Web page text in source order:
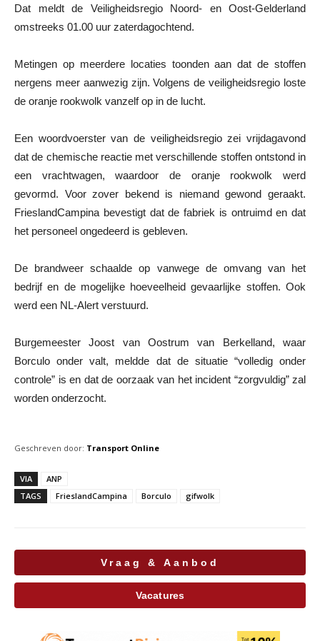
Dat meldt de Veiligheidsregio Noord- en Oost-Gelderland
omstreeks 01.00 uur zaterdagochtend.
Metingen op meerdere locaties toonden aan dat de stoffen
nergens meer aanwezig zijn. Volgens de veiligheidsregio loste
de oranje rookwolk vanzelf op in de lucht.
Een woordvoerster van de veiligheidsregio zei vrijdagavond
dat de chemische reactie met verschillende stoffen ontstond in
een vrachtwagen, waardoor de oranje rookwolk werd
gevormd. Voor zover bekend is niemand gewond geraakt.
FrieslandCampina bevestigt dat de fabriek is ontruimd en dat
het personeel ongedeerd is gebleven.
De brandweer schaalde op vanwege de omvang van het
bedrijf en de mogelijke hoeveelheid gevaarlijke stoffen. Ook
werd een NL-Alert verstuurd.
Burgemeester Joost van Oostrum van Berkelland, waar
Borculo onder valt, meldde dat de situatie “volledig onder
controle” is en dat de oorzaak van het incident “zorgvuldig” zal
worden onderzocht.
Geschreven door: Transport Online
VIA
ANP
TAGS
FrieslandCampina Borculo gifwolk
Vraag & Aanbod
Vacatures